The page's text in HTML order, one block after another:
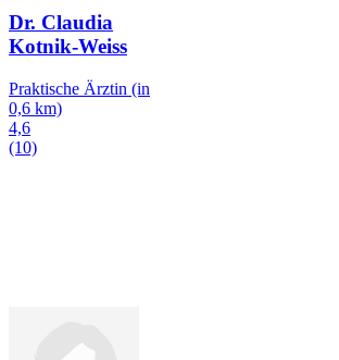
Dr. Claudia
Kotnik-Weiss
Praktische Ärztin (in
0,6 km)
4,6
(10)